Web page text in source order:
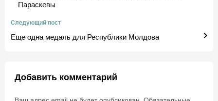
Параскевы
Следующий пост
Еще одна медаль для Республики Молдова
Добавить комментарий